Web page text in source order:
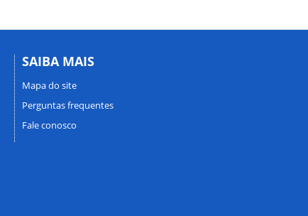
SAIBA MAIS
Mapa do site
Perguntas frequentes
Fale conosco